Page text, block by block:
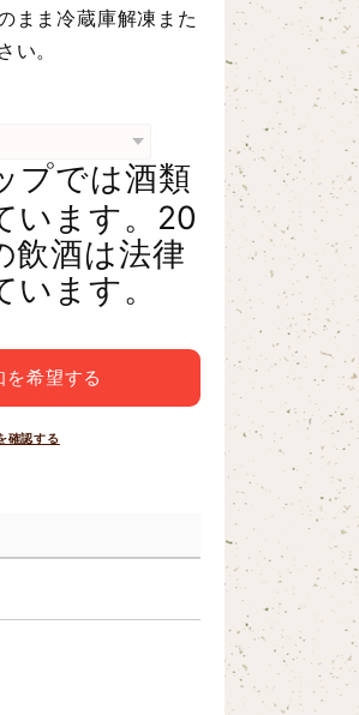
まま冷蔵庫解凍また
い。
プでは酒類
います。20
飲酒は法律
ます。
希望する
確認する